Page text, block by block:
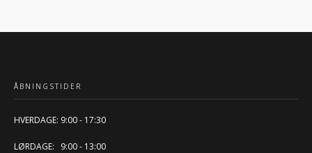
ÅBNINGSTIDER
HVERDAGE: 9:00 - 17:30
LØRDAGE: 9:00 - 13:00